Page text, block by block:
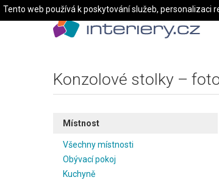
Konzolové stolky –
Místnost
Všechny místnosti
Obývací pokoj
Kuchyně
Tento web používá k poskytování služeb, personalizaci